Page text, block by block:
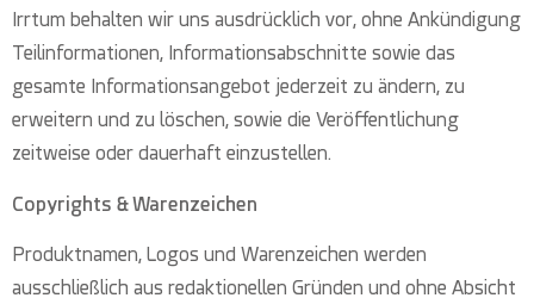
Irrtum behalten wir uns ausdrücklich vor, ohne Ankündigung
Teilinformationen, Informationsabschnitte sowie das
gesamte Informationsangebot jederzeit zu ändern, zu
erweitern und zu löschen, sowie die Veröffentlichung
zeitweise oder dauerhaft einzustellen.
Copyrights & Warenzeichen
Produktnamen, Logos und Warenzeichen werden
ausschließlich aus redaktionellen Gründen und ohne Absicht